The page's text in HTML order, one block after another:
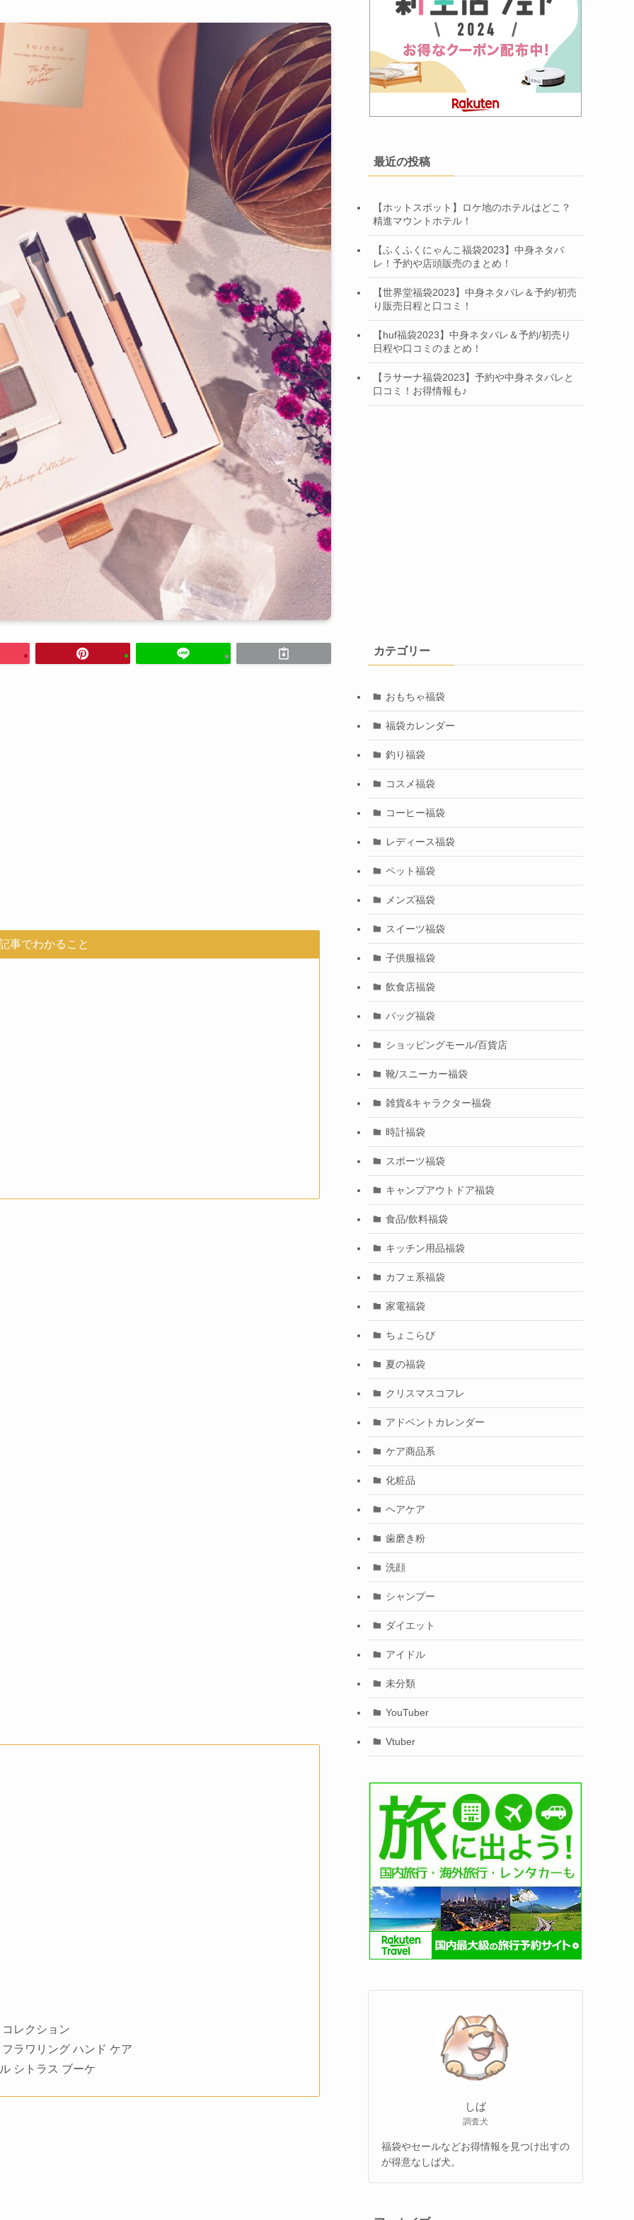
事でわかること
レクション
ラワリング ハンド ケア
シトラス ブーケ
最近の投稿
【ホットスポット】ロケ地のホテルはどこ？
精進マウントホテル！
【ふくふくにゃんこ福袋2023】中身ネタバ
レ！予約や店頭販売のまとめ！
【世界堂福袋2023】中身ネタバレ＆予約/初売
り販売日程と口コミ！
【huf福袋2023】中身ネタバレ＆予約/初売り
日程や口コミのまとめ！
【ラサーナ福袋2023】予約や中身ネタバレと
口コミ！お得情報も♪
カテゴリー
おもちゃ福袋
福袋カレンダー
釣り福袋
コスメ福袋
コーヒー福袋
レディース福袋
ペット福袋
メンズ福袋
スイーツ福袋
子供服福袋
飲食店福袋
バッグ福袋
ショッピングモール/百貨店
靴/スニーカー福袋
雑貨&キャラクター福袋
時計福袋
スポーツ福袋
キャンプアウトドア福袋
食品/飲料福袋
キッチン用品福袋
カフェ系福袋
家電福袋
ちょこらび
夏の福袋
クリスマスコフレ
アドベントカレンダー
ケア商品系
化粧品
ヘアケア
歯磨き粉
洗顔
シャンプー
ダイエット
アイドル
未分類
YouTuber
Vtuber
しば
調査犬
福袋やセールなどお得情報を見つけ出すの
が得意なしば犬。